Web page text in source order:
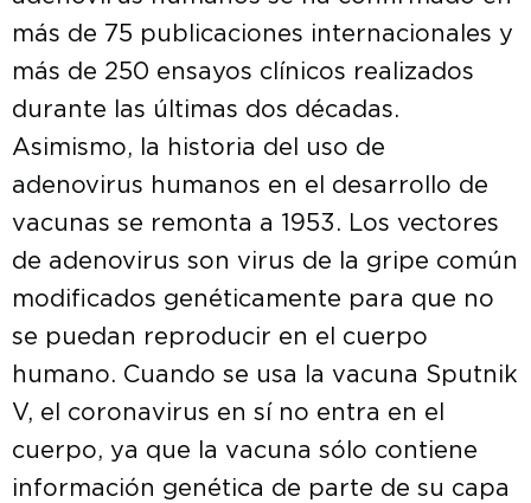
más de 75 publicaciones internacionales y
más de 250 ensayos clínicos realizados
durante las últimas dos décadas.
Asimismo, la historia del uso de
adenovirus humanos en el desarrollo de
vacunas se remonta a 1953. Los vectores
de adenovirus son virus de la gripe común
modificados genéticamente para que no
se puedan reproducir en el cuerpo
humano. Cuando se usa la vacuna Sputnik
V, el coronavirus en sí no entra en el
cuerpo, ya que la vacuna sólo contiene
información genética de parte de su capa